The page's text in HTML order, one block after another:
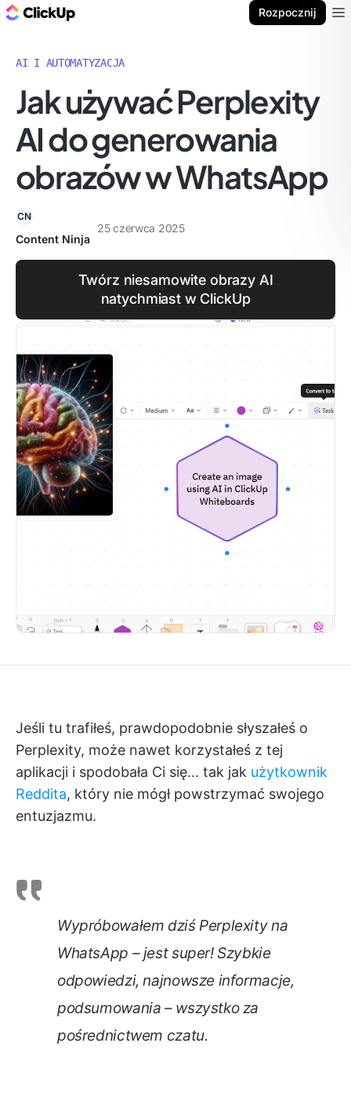
Rozpocznij
AI I AUTOMATYZACJA
Jak używać Perplexity
AI do generowania
obrazów w WhatsApp
CN
Content Ninja
25 czerwca 2025
Twórz niesamowite obrazy AI
natychmiast w ClickUp
Jeśli tu trafiłeś, prawdopodobnie słyszałeś o
Perplexity, może nawet korzystałeś z tej
aplikacji i spodobała Ci się... tak jak użytkownik
Reddita, który nie mógł powstrzymać swojego
entuzjazmu.
Wypróbowałem dziś Perplexity na
WhatsApp – jest super! Szybkie
odpowiedzi, najnowsze informacje,
podsumowania – wszystko za
pośrednictwem czatu.